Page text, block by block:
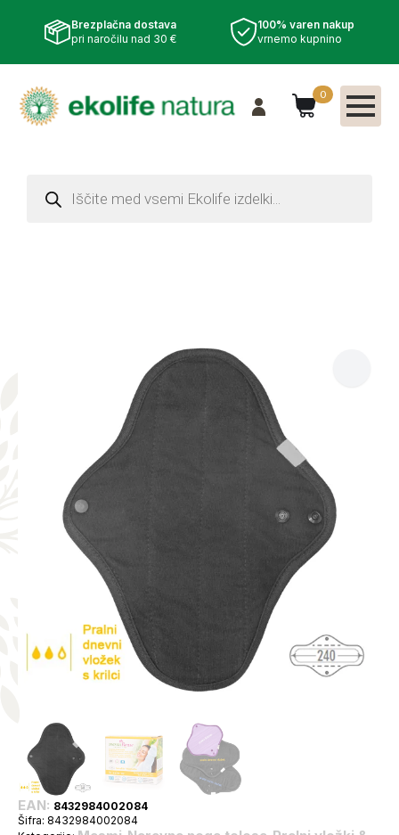
Brezplačna dostava
pri naročilu nad 30 €
100% varen nakup
vrnemo kupnino
0
search
EAN: 8432984002084
Šifra: 8432984002084